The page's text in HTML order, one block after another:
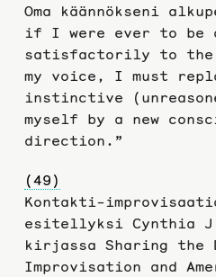
Oma käännökseni
if I were ever to be
satisfactorily to the
my voice, I must
instinctive
myself by a new
direction.”
(49)
Kontakti-
esitellyksi Cynthia
kirjassa Sharing the
Improvisation and